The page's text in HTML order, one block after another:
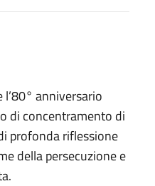
l’80° anniversario
di concentramento di
profonda riflessione
della persecuzione e